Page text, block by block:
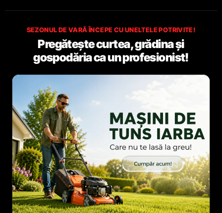
SEZONUL DE VARĂ ÎNCEPE CU UNELTELE POTRIVITE!
Pregătește curtea, grădina și
gospodăria ca un profesionist!